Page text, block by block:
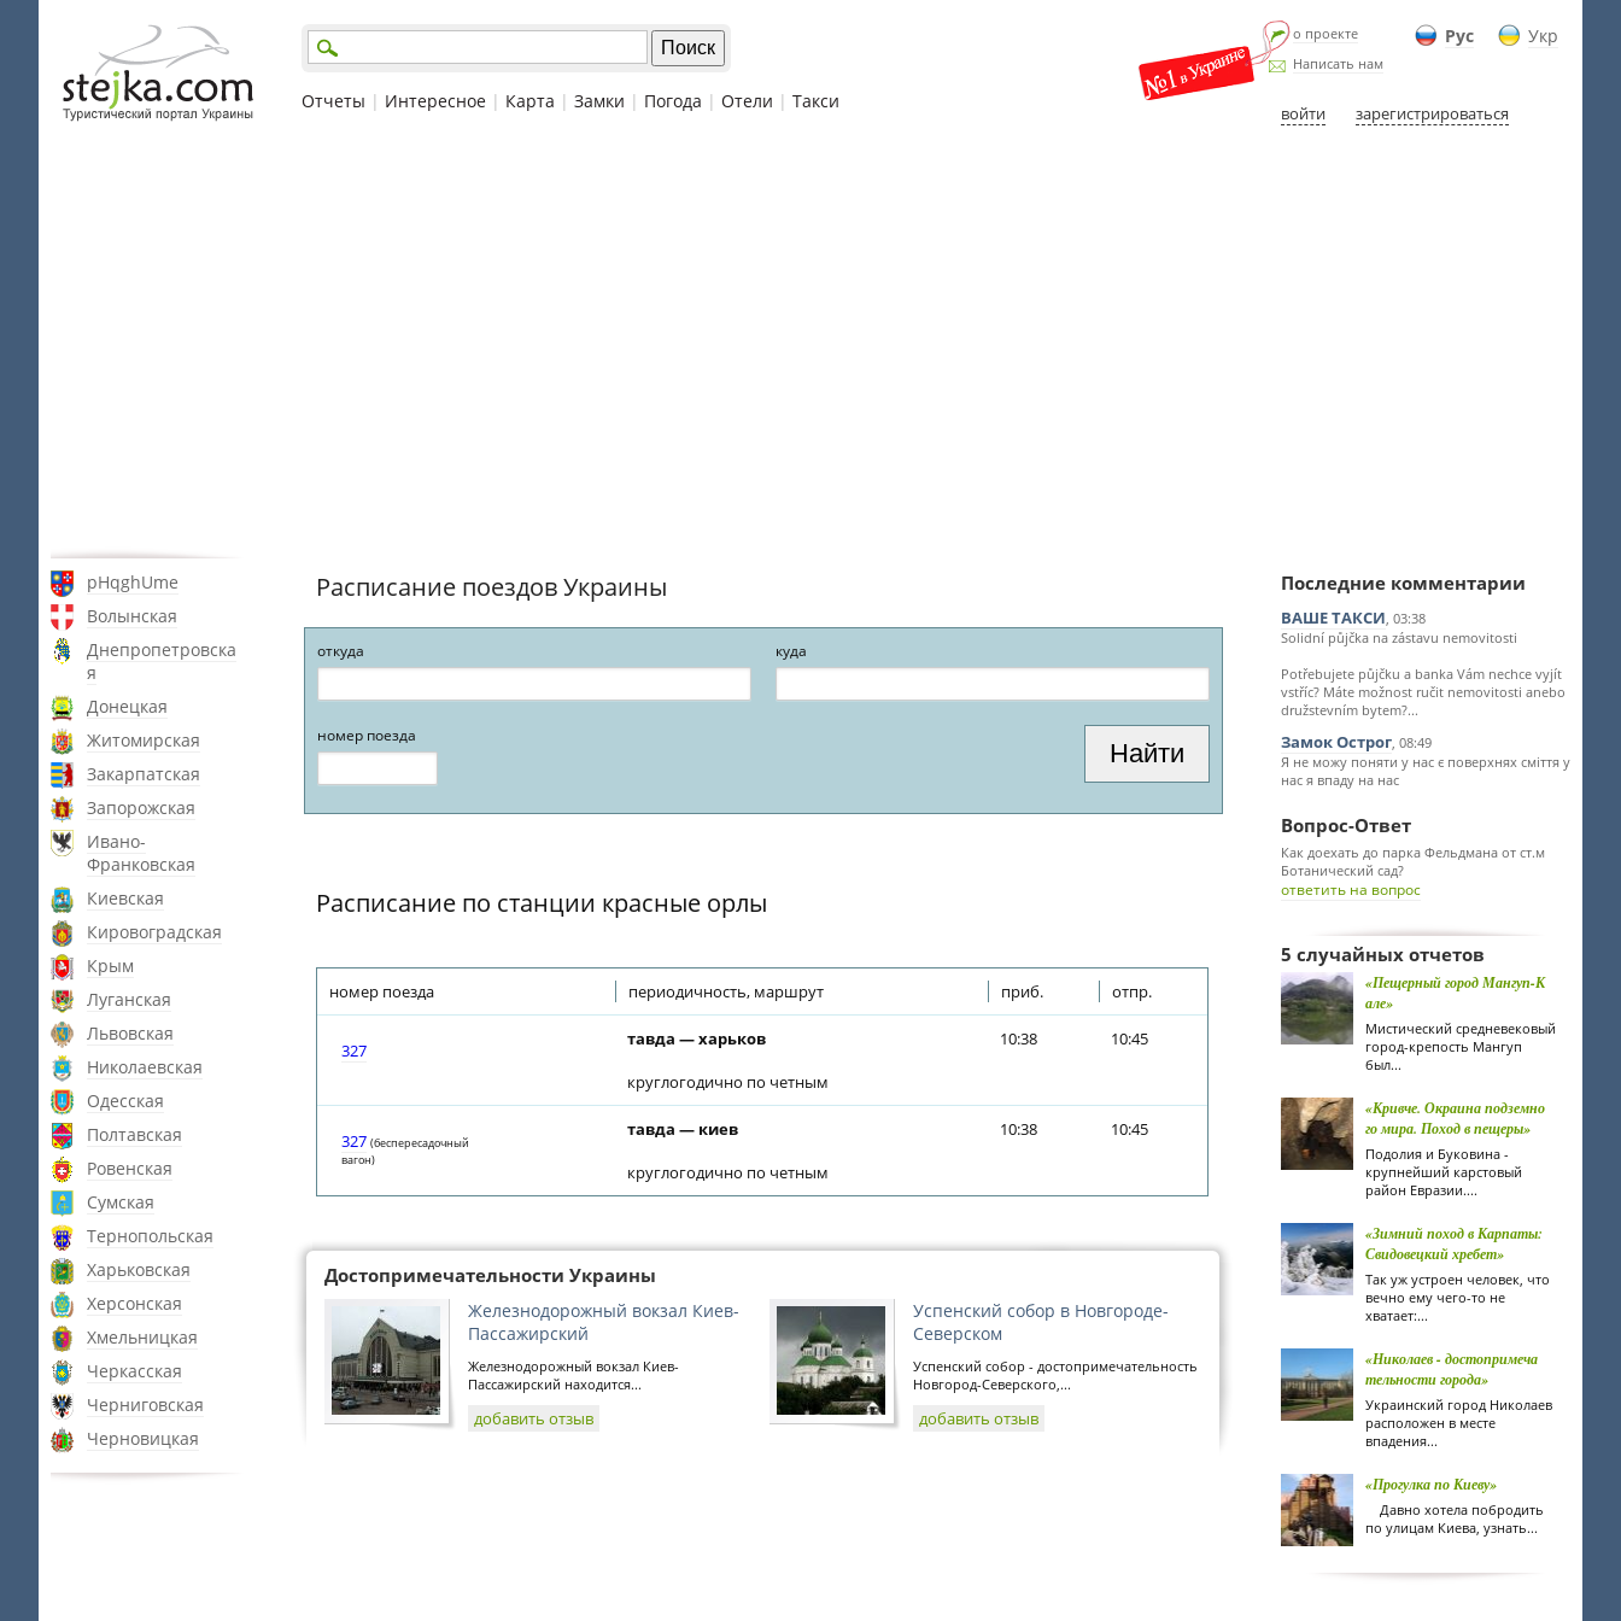
Рус Укр
о проекте
Написать нам
войти зарегистрироваться
Отчеты | Интересное | Карта | Замки | Погода | Отели | Такси
pHqghUme
Волынская
Днепропетровска
я
Донецкая
Житомирская
Закарпатская
Запорожская
Ивано-
Франковская
Киевская
Кировоградская
Крым
Луганская
Львовская
Николаевская
Одесская
Полтавская
Ровенская
Сумская
Тернопольская
Харьковская
Херсонская
Хмельницкая
Черкасская
Черниговская
Черновицкая
Расписание поездов Украины
откуда куда
номер поезда
Расписание по станции красные орлы
номер поезда периодичность, маршрут приб. отпр.
327
тавда — харьков
круглогодично по четным
10:38 10:45
327 (беспересадочный
вагон)
тавда — киев
круглогодично по четным
10:38 10:45
Достопримечательности Украины
Железнодорожный вокзал Киев-
Пассажирский
Железнодорожный вокзал Киев-
Пассажирский находится...
добавить отзыв
Успенский собор в Новгороде-
Северском
Успенский собор - достопримечательность
Новгород-Северского,...
добавить отзыв
Последние комментарии
ВАШЕ ТАКСИ, 03:38
Solidní půjčka na zástavu nemovitosti
Potřebujete půjčku a banka Vám nechce vyjít
vstříc? Máte možnost ručit nemovitosti anebo
družstevním bytem?...
Замок Острог, 08:49
Я не можу поняти у нас є поверхнях сміття у
нас я впаду на нас
Вопрос-Ответ
Как доехать до парка Фельдмана от ст.м
Ботанический сад?
ответить на вопрос
5 случайных отчетов
«Пещерный город Мангуп-К
але»
Мистический средневековый
город-крепость Мангуп
был...
«Кривче. Окраина подземно
го мира. Поход в пещеры»
Подолия и Буковина -
крупнейший карстовый
район Евразии....
«Зимний поход в Карпаты:
Свидовецкий хребет»
Так уж устроен человек, что
вечно ему чего-то не
хватает:...
«Николаев - достопримеча
тельности города»
Украинский город Николаев
расположен в месте
впадения...
«Прогулка по Киеву»
Давно хотела побродить
по улицам Киева, узнать...